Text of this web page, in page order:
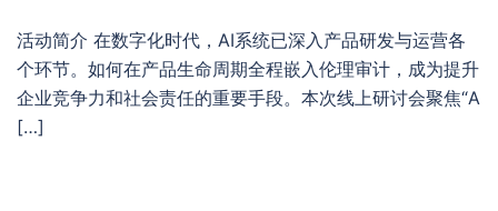
活动简介 在数字化时代，AI系统已深入产品研发与运营各
个环节。如何在产品生命周期全程嵌入伦理审计，成为提升
企业竞争力和社会责任的重要手段。本次线上研讨会聚焦“A
[…]